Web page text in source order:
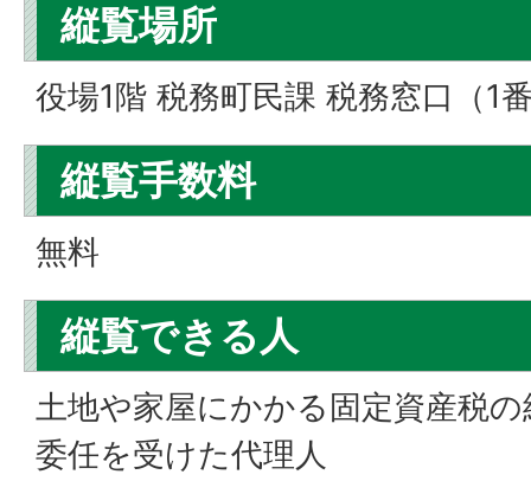
縦覧場所
役場1階 税務町民課 税務窓口（1
縦覧手数料
無料
縦覧できる人
土地や家屋にかかる固定資産税
委任を受けた代理人